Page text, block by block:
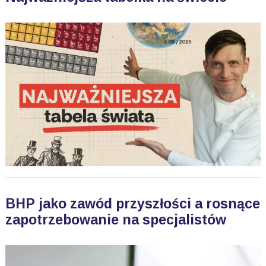
BHP jako zawód przyszłości a rosnące
zapotrzebowanie na specjalistów